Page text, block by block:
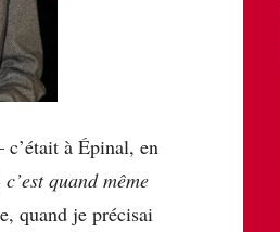
c’était à Épinal, en
quand même
quand je précisai